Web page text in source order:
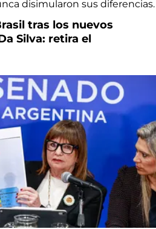
tras los nuevos
Silva: retira el